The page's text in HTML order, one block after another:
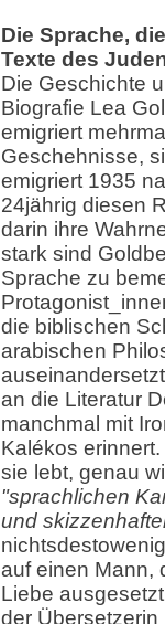
Die Sprache,
Texte des
Die Geschichte
Biografie Lea
emigriert
Geschehnisse,
emigriert 1935
24jährig diesen
darin ihre
stark sind
Sprache zu
die biblischen
arabischen
an die Literatur
manchmal mit
Kalékos
sie lebt, genau
"sprachlichen
und
auf einen Mann,
Liebe
der